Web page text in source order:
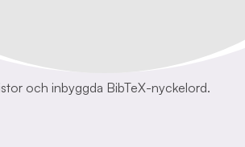
och inbyggda BibTeX-nyckelord.